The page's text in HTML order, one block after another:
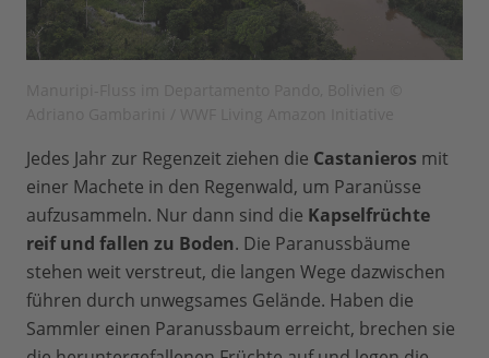
Jedes Jahr zur Regenzeit ziehen die Castanieros mit
einer Machete in den Regenwald, um Paranüsse
aufzusammeln. Nur dann sind die Kapselfrüchte
reif und fallen zu Boden. Die Paranussbäume
stehen weit verstreut, die langen Wege dazwischen
führen durch unwegsames Gelände. Haben die
Sammler einen Paranussbaum erreicht, brechen sie